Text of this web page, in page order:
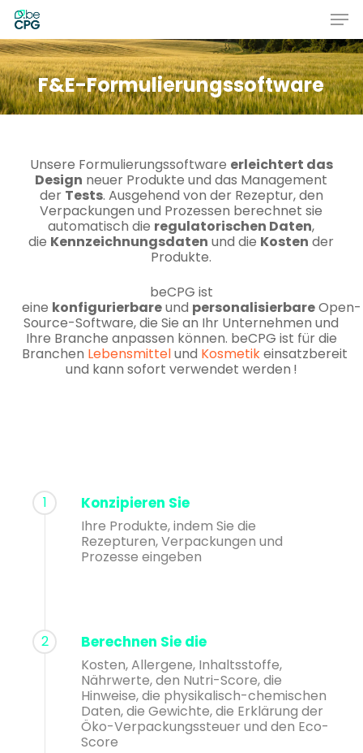
Skip
main
content
F&E-Formulierungssoftware
Unsere Formulierungssoftware erleichtert das
Design neuer Produkte und das Management
der Tests. Ausgehend von der Rezeptur, den
Verpackungen und Prozessen berechnet sie
automatisch die regulatorischen Daten,
die Kennzeichnungsdaten und die Kosten der
Produkte.
beCPG ist
eine konfigurierbareund personalisierbareOpen-
Source-Software, die Sie an Ihr Unternehmen und
Ihre Branche anpassen können. beCPG ist für die
Branchen Lebensmittelund Kosmetikeinsatzbereit
und kann sofort verwendet werden !
1 Konzipieren Sie
Ihre Produkte, indem Sie die
Rezepturen, Verpackungen und
Prozesse eingeben
2 Berechnen Sie die
Kosten, Allergene, Inhaltsstoffe,
Nährwerte, den Nutri-Score, die
Hinweise, die physikalisch-chemischen
Daten, die Gewichte, die Erklärung der
Öko-Verpackungssteuer und den Eco-
Score
Close
Menu